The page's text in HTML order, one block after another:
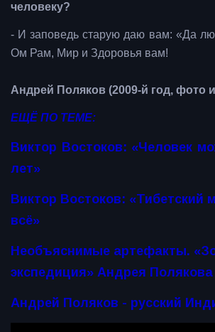
человеку?
- И заповедь старую даю вам: «Да
Ом Рам, Мир и Здоровья вам!
Андрей Поляков (2009-й год, фото
ЕЩЁ ПО ТЕМЕ:
Виктор Востоков: «Человек
лет»
Виктор Востоков: «Тибетский
всё»
Необъяснимые артефакты.
экспедиция» Андрея Полякова
Андрей Поляков - русский